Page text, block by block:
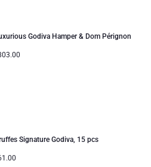
Godiva Hamper & Dom Pérignon
Signature Godiva, 15 pcs